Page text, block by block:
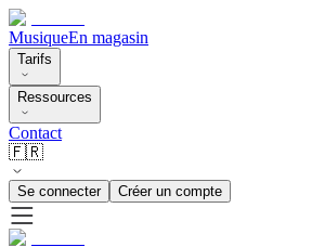
MusiqueEn magasin
Tarifs
Ressources
Contact
🇫🇷
Se connecter Créer un compte